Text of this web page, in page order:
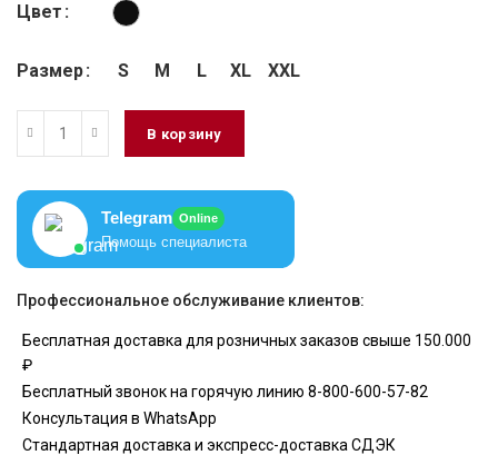
Цвет
Размер S M L XL XXL
В корзину
Telegram Online
Помощь специалиста
Профессиональное обслуживание клиентов:
Бесплатная доставка для розничных заказов свыше 150.000
₽
Бесплатный звонок на горячую линию 8-800-600-57-82
Консультация в WhatsApp
Стандартная доставка и экспресс-доставка СДЭК